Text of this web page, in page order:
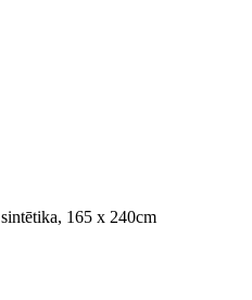
165 x 240cm